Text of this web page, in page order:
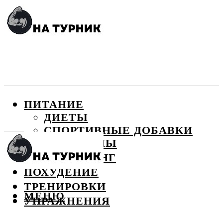
ПИТАНИЕ
ДИЕТЫ
СПОРТИВНЫЕ ДОБАВКИ
ВИТАМИНЫ
БОДИБИЛДИНГ
ПОХУДЕНИЕ
ТРЕНИРОВКИ
УПРАЖНЕНИЯ
МЕНЮ